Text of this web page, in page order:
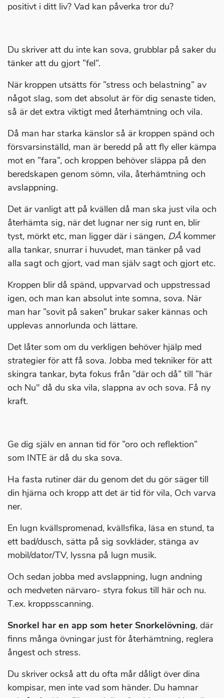
positivt i ditt liv? Vad kan påverka tror du?
Du skriver att du inte kan sova, grubblar på saker du
tänker att du gjort ”fel”.
När kroppen utsätts för ”stress och belastning” av
något slag, som det absolut är för dig senaste tiden,
så är det extra viktigt med återhämtning och vila.
Då man har starka känslor så är kroppen spänd och
försvarsinställd, man är beredd på att fly eller kämpa
mot en ”fara”, och kroppen behöver släppa på den
beredskapen genom sömn, vila, återhämtning och
avslappning.
Det är vanligt att på kvällen då man ska just vila och
återhämta sig, när det lugnar ner sig runt en, blir
tyst, mörkt etc, man ligger där i sängen, DÅ kommer
alla tankar, snurrar i huvudet, man tänker på vad
alla sagt och gjort, vad man själv sagt och gjort etc.
Kroppen blir då spänd, uppvarvad och uppstressad
igen, och man kan absolut inte somna, sova. När
man har ”sovit på saken” brukar saker kännas och
upplevas annorlunda och lättare.
Det låter som om du verkligen behöver hjälp med
strategier för att få sova. Jobba med tekniker för att
skingra tankar, byta fokus från ”där och då” till ”här
och Nu" då du ska vila, slappna av och sova. Få ny
kraft.
Ge dig själv en annan tid för ”oro och reflektion”
som INTE är då du ska sova.
Ha fasta rutiner där du genom det du gör säger till
din hjärna och kropp att det är tid för vila, Och varva
ner.
En lugn kvällspromenad, kvällsfika, läsa en stund, ta
ett bad/dusch, sätta på sig sovkläder, stänga av
mobil/dator/TV, lyssna på lugn musik.
Och sedan jobba med avslappning, lugn andning
och medveten närvaro- styra fokus till här och nu.
T.ex. kroppsscanning.
Snorkel har en app som heter Snorkelövning, där
finns många övningar just för återhämtning, reglera
ångest och stress.
Du skriver också att du ofta mår dåligt över dina
kompisar, men inte vad som händer. Du hamnar